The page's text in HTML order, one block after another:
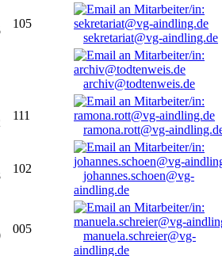
105
sekretariat@vg-aindling.de
archiv@todtenweis.de
111
ramona.rott@vg-
102
johannes.schoen@vg-
aindling.de
005
manuela.schreier@vg-
aindling.de